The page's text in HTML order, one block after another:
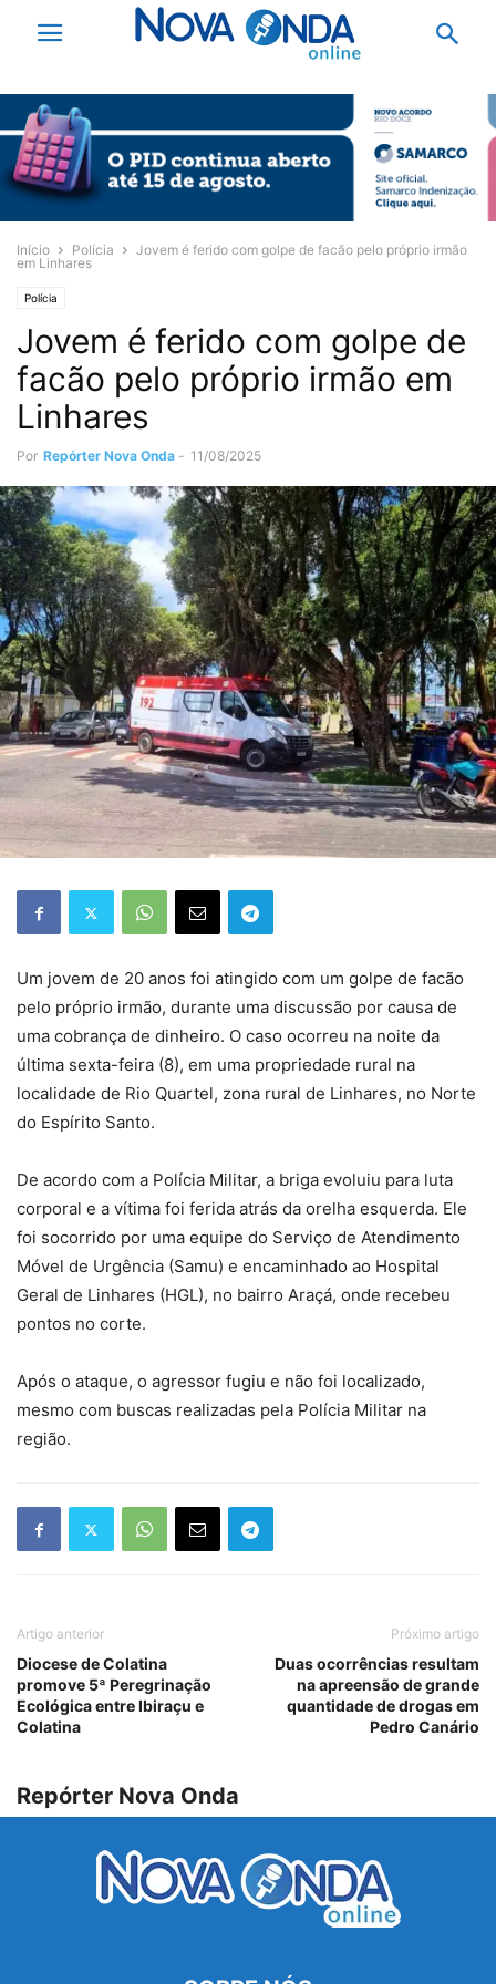
Início Polícia
Jovem é ferido com golpe de facão pelo próprio irmão
em Linhares
Polícia
Jovem é ferido com golpe de
facão pelo próprio irmão em
Linhares
Por Repórter Nova Onda - 11/08/2025
Um jovem de 20 anos foi atingido com um golpe de facão
pelo próprio irmão, durante uma discussão por causa de
uma cobrança de dinheiro. O caso ocorreu na noite da
última sexta-feira (8), em uma propriedade rural na
localidade de Rio Quartel, zona rural de Linhares, no Norte
do Espírito Santo.
De acordo com a Polícia Militar, a briga evoluiu para luta
corporal e a vítima foi ferida atrás da orelha esquerda. Ele
foi socorrido por uma equipe do Serviço de Atendimento
Móvel de Urgência (Samu) e encaminhado ao Hospital
Geral de Linhares (HGL), no bairro Araçá, onde recebeu
pontos no corte.
Após o ataque, o agressor fugiu e não foi localizado,
mesmo com buscas realizadas pela Polícia Militar na
região.
Artigo anterior
Diocese de Colatina
promove 5ª Peregrinação
Ecológica entre Ibiraçu e
Colatina
Próximo artigo
Duas ocorrências resultam
na apreensão de grande
quantidade de drogas em
Pedro Canário
Repórter Nova Onda